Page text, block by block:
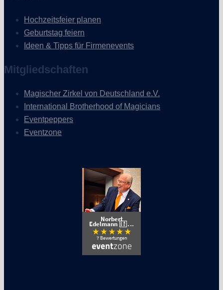
Hochzeitsfeier planen
Geburtstag feiern
Ideen & Tipps für Firmenevents
Mitgliedschaften
Magischer Zirkel von Deutschland e.V.
International Brotherhood of Magicians
Eventpeppers
Eventzone